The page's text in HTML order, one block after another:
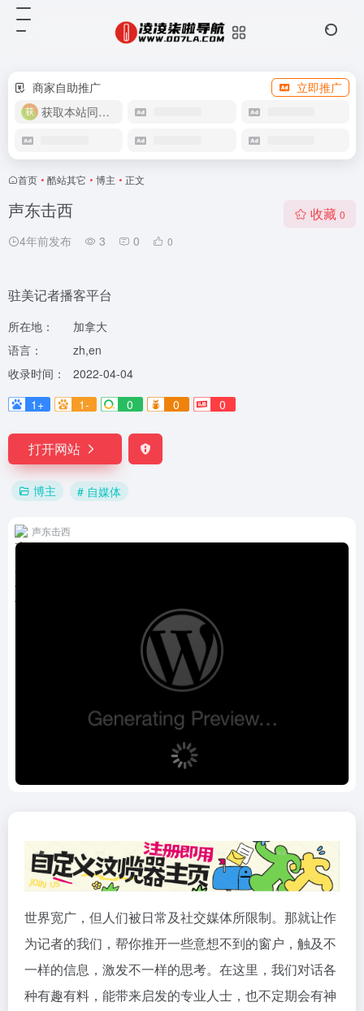
商家自助推广
立即推广
获取本站同款主题
首页 • 酷站其它 • 博主 • 正文
声东击西
4年前发布 3 0 0
收藏 0
驻美记者播客平台
所在地：
加拿大
语言：
zh,en
收录时间：
2022-04-04
1+
1- 0 0 0
打开网站
博主 # 自媒体
声东击西
世界宽广，但人们被日常及社交媒体所限制。那就让作
为记者的我们，帮你推开一些意想不到的窗户，触及不
一样的信息，激发不一样的思考。在这里，我们对话各
种有趣有料，能带来启发的专业人士，也不定期会有神